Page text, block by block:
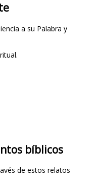
a su Palabra y
bíblicos
de estos relatos